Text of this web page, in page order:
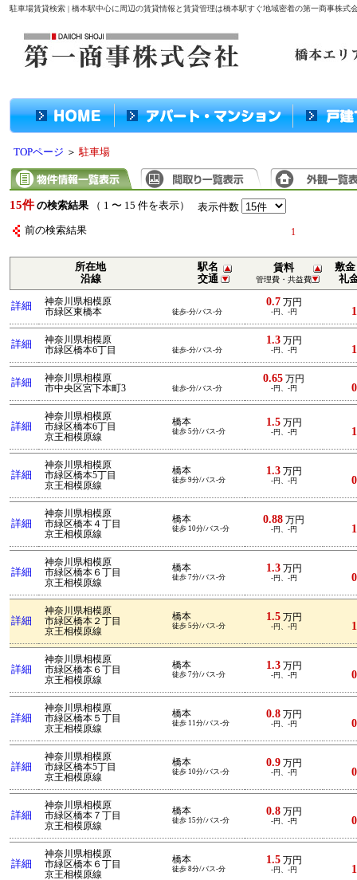
駐車場賃貸検索 | 橋本駅中心に周辺の賃貸情報と賃貸管理は橋本駅すぐ地域密着の第一商事株式
TOPページ ＞駐車場
15件 の検索結果 （ 1 〜 15 件を表示） 表示件数
前の検索結果 1
所在地
沿線
駅名
交通
賃料
管理費・共益費
敷金
礼
詳細
神奈川県相模原
市緑区東橋本
徒歩-分/バス-分
0.7万円
-円、-円 1
詳細
神奈川県相模原
市緑区橋本6丁目
徒歩-分/バス-分
1.3万円
-円、-円 1
詳細
神奈川県相模原
市中央区宮下本町3
徒歩-分/バス-分
0.65 万円
-円、-円 0
詳細
神奈川県相模原
市緑区橋本6丁目
京王相模原線
橋本
徒歩 5分/バス-分
1.5万円
-円、-円 1
詳細
神奈川県相模原
市緑区橋本5丁目
京王相模原線
橋本
徒歩 9分/バス-分
1.3万円
-円、-円 0
詳細
神奈川県相模原
市緑区橋本４丁目
京王相模原線
橋本
徒歩 10分/バス-分
0.88 万円
-円、-円 1
詳細
神奈川県相模原
市緑区橋本６丁目
京王相模原線
橋本
徒歩 7分/バス-分
1.3万円
-円、-円 0
詳細
神奈川県相模原
市緑区橋本２丁目
京王相模原線
橋本
徒歩 5分/バス-分
1.5万円
-円、-円 1
詳細
神奈川県相模原
市緑区橋本６丁目
京王相模原線
橋本
徒歩 7分/バス-分
1.3万円
-円、-円 0
詳細
神奈川県相模原
市緑区橋本５丁目
京王相模原線
橋本
徒歩 11分/バス-分
0.8万円
-円、-円 0
詳細
神奈川県相模原
市緑区橋本5丁目
京王相模原線
橋本
徒歩 10分/バス-分
0.9万円
-円、-円 0
詳細
神奈川県相模原
市緑区橋本７丁目
京王相模原線
橋本
徒歩 15分/バス-分
0.8万円
-円、-円 0
詳細
神奈川県相模原
市緑区橋本６丁目
京王相模原線
橋本
徒歩 8分/バス-分
1.5万円
-円、-円 1